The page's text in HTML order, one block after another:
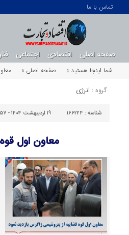
تماس با ما
صفحه اصلی اقتصادی اجتماعی
شما اینجا هستید »
صفحه اصلی »
گروه : انرژی
شناسه : 166224 ۱۹ اردیبهشت ۱۴۰۴ - ۲۰:۵۷
معاون اول